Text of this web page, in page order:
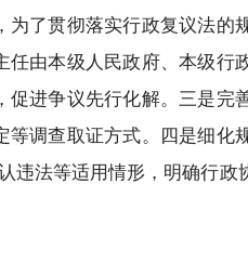
了贯彻落实行政复议法的
由本级人民政府、本级行
进争议先行化解。三是完
调查取证方式。四是细化
违法等适用情形，明确行政